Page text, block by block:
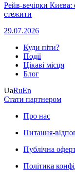
Рейв-вечірки Києва:
стежити
29.07.2026
Куди піти?
Події
Цікаві місця
Блог
UaRuEn
Стати партнером
Про нас
Питання-
Публічна
Політика